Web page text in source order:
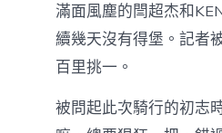
滿面風塵的閆超杰和
續幾天沒有得堡。記者
百里挑一。
被問起此次騎行的初志